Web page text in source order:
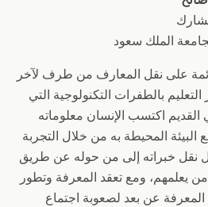
الملك سعود
على نقل المعارف من طرف لآخر
بالطفرات التكنولوجية التي
اكتسب الإنسان معلوماته
البيئة المحيطة به من خلال التجربة
نقل خبراته إلى من حوله عن طريق
من يعلمهم، ومع تعقد المعرفة وتطور
عن بعد لصعوبة اجتماع